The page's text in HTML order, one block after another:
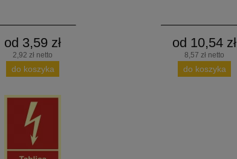
od 3,59 zł
2,92 zł netto
do koszyka
od 10,54 zł
8,57 zł netto
do koszyka